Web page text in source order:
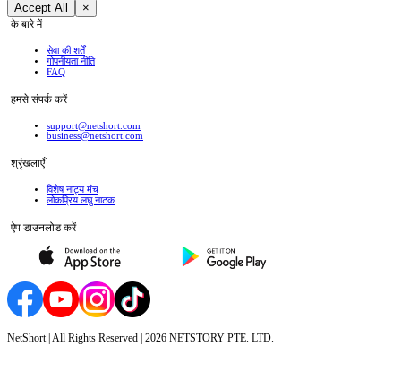
Accept All ×
के बारे में
सेवा की शर्तें
गोपनीयता नीति
FAQ
हमसे संपर्क करें
support@netshort.com
business@netshort.com
श्रृंखलाएँ
विशेष नाट्य मंच
लोकप्रिय लघु नाटक
ऐप डाउनलोड करें
NetShort | All Rights Reserved | 2026 NETSTORY PTE. LTD.